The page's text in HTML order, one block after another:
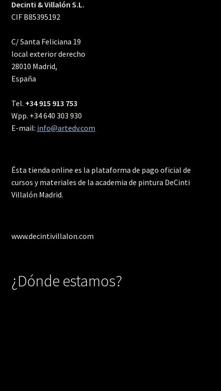
Decinti & Villalón S.L.
CIF B85395192
C/ Santa Feliciana 19
local exterior derecho
28010 Madrid,
España
Tel. +34 915 913 753
Wpp. +34 640 303 930
E-mail: info@artedv.com
Ésta tienda online es la plataforma de pago oficial de
cursos y materiales de la academia de pintura DeCinti
Villalón Madrid.
www.decintivillalon.com
¿Dónde estamos?